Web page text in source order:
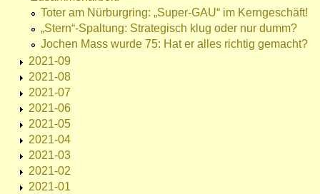
Toter am Nürburgring: „Super-GAU“ im Kerngeschäft!
„Stern“-Spaltung: Strategisch klug oder nur dumm?
Jochen Mass wurde 75: Hat er alles richtig gemacht?
2021-09
2021-08
2021-07
2021-06
2021-05
2021-04
2021-03
2021-02
2021-01